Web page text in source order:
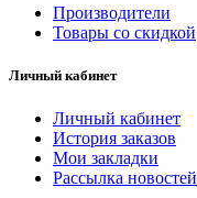
Производители
Товары со скидкой
Личный кабинет
Личный кабинет
История заказов
Мои закладки
Рассылка новостей